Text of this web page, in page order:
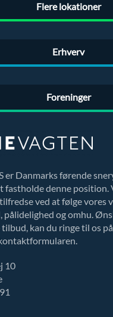
er Danmarks førende
fastholde denne position.
ved at følge vores
og omhu.
kan du ringe til os
10
Flere lokationer
Erhverv
Foreninger